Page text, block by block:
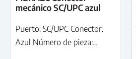
mecánico SC/UPC azul
Puerto: SC/UPC Conector:
Azul Número de pieza:...